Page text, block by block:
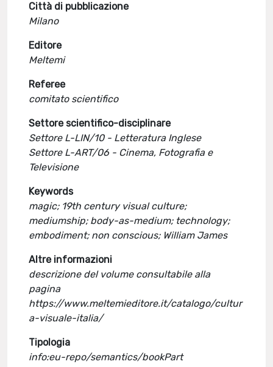
Città di pubblicazione
Milano
Editore
Meltemi
Referee
comitato scientifico
Settore scientifico-disciplinare
Settore L-LIN/10 - Letteratura Inglese
Settore L-ART/06 - Cinema, Fotografia e
Televisione
Keywords
magic; 19th century visual culture;
mediumship; body-as-medium; technology;
embodiment; non conscious; William James
Altre informazioni
descrizione del volume consultabile alla
pagina
https://www.meltemieditore.it/catalogo/cultur
a-visuale-italia/
Tipologia
info:eu-repo/semantics/bookPart